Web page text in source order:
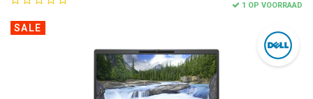
1 OP VOORRAAD
SALE